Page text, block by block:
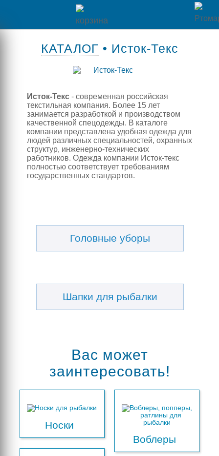
Контакты
Оплата
Доставка
Отзывы
КАТАЛОГ • Исток-Текс
Исток-Текс- современная российская
текстильная компания. Более 15 лет
занимается разработкой и производством
качественной спецодежды. В каталоге
компании представлена удобная одежда для
людей различных специальностей, охранных
структур, инженерно-технических
работников. Одежда компании Исток-текс
полностью соответствует требованиям
государственных стандартов.
Головные уборы
Шапки для рыбалки
Вас может
заинтересовать!
Носки
Воблеры